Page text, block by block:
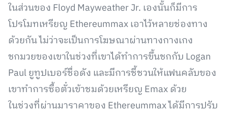
ในส่วนของ Floyd Mayweather Jr. เองนั้นก็มีการ
โปรโมทเหรียญ Ethereummax เอาไว้หลายช่องทาง
ด้วยกัน ไม่ว่าจะเป็นการโฆษณาผ่านทางกางเกง
ชกมวยของเขาในช่วงที่เขาได้ทำการขึ้นชกกับ Logan
Paul ยูทูปเบอร์ชื่อดัง และมีการชี้ชวนให้แฟนคลับของ
เขาทำการซื้อตั๋วเข้าชมด้วยเหรียญ Emax ด้วย
ในช่วงที่ผ่านมาราคาของ Ethereummax ได้มีการปรับ